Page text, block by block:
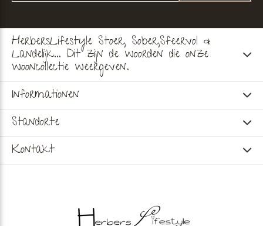
HerbersLifestyle Stoer, Sober,Sfeervol &
Landelijk... Dit zijn de woorden die onze
wooncollectie weergeven.
Informationen
Standorte
Kontakt